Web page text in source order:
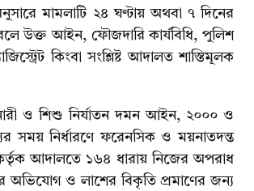
মামলাটি ২৪ ঘণ্টায় অথবা ৭ দিনের
উক্ত আইন, ফৌজদারি কার্যবিধি, পুলিশ
কিংবা সংশ্লিষ্ট আদালত শাস্তিমূলক
ও শিশু নির্যাতন দমন আইন, ২০০০ ও
নির্ধারণে ফরেনসিক ও ময়নাতদন্ত
আদালতে ১৬৪ ধারায় নিজের অপরাধ
অভিযোগ ও লাশের বিকৃতি প্রমাণের জন্য